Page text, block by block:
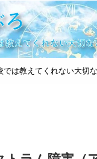
では教えてくれない大切